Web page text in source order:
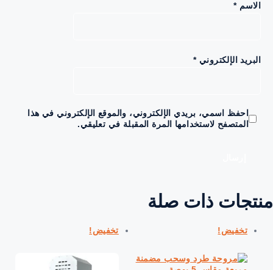
*
الإلكتروني*
احفظ اسمي، بريدي الإلكتروني، والموقع الإلكتروني في هذا
المتصفح لاستخدامها المرة المقبلة في تعليقي.
ذات صلة
تخفيض! تخفيض!